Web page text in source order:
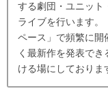
する劇団・ユニット
ライブを行います。
ペース」で頻繁に開
く最新作を発表で
ける場にしておりま